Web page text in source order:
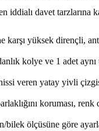
iddialı davet
yüksek dirençli,
kolye ve 1 adet aynı
veren yatay yivli
koruması,
ölçüsüne göre